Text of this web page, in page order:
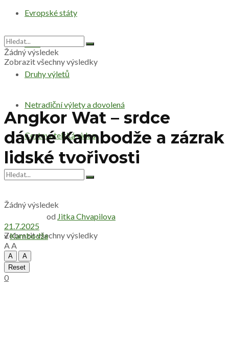
Evropské státy
Svět
Druhy výletů
Netradiční výlety a dovolená
Cestovatelská videa
Žádný výsledek
Zobrazit všechny výsledky
Žádný výsledek
Zobrazit všechny výsledky
Angkor Wat – srdce
dávné Kambodže a zázrak
lidské tvořivosti
od Jitka Chvapilova
21.7.2025
vKambodža
AA
A
A
Reset
0